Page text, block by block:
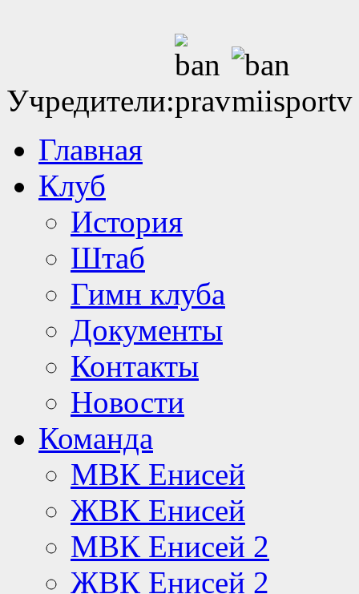
Учредители:
Главная
Клуб
История
Штаб
Гимн клуба
Документы
Контакты
Новости
Команда
МВК Енисей
ЖВК Енисей
МВК Енисей 2
ЖВК Енисей 2